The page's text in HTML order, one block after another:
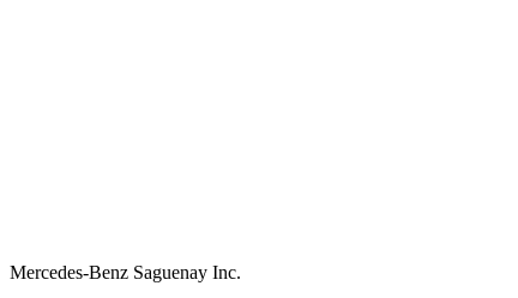
Mercedes-Benz Saguenay Inc.